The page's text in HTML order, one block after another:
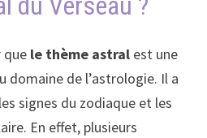
que le thème astralest une
domaine de l’astrologie. Il a
signes du zodiaque et les
En effet, plusieurs